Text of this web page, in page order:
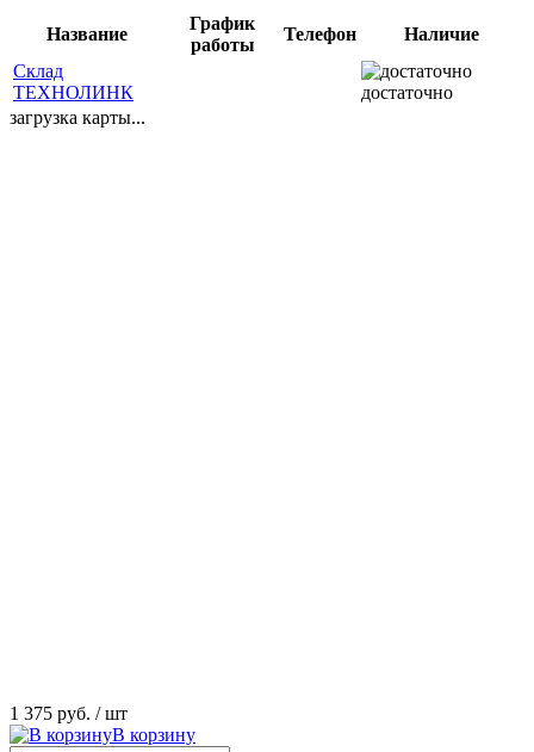
Название
График
работы
Телефон
Наличие
Склад
ТЕХНОЛИНК
достаточно
загрузка карты...
1 375 руб. / шт
В корзину